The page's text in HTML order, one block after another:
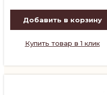
Добавить в корзину
Купить товар в 1 клик